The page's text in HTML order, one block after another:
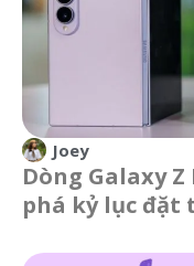
Joey
Dòng Galaxy Z
phá kỷ lục đặt